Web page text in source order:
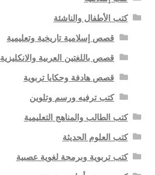
كتب الأطفال والناشئة
قصص إسلامية تاريخية وتعليمية
قصص باللغتين العربية والانكليزية
قصص هادفة وحكايا تربوية
كتب ترفيه ورسم وتلوين
كتب الطالب والمناهج التعليمية
كتب العلوم الحديثة
كتب تربوية وبرمجة لغوية عصبية